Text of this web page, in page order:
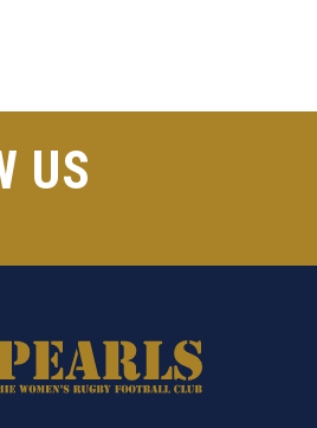
US